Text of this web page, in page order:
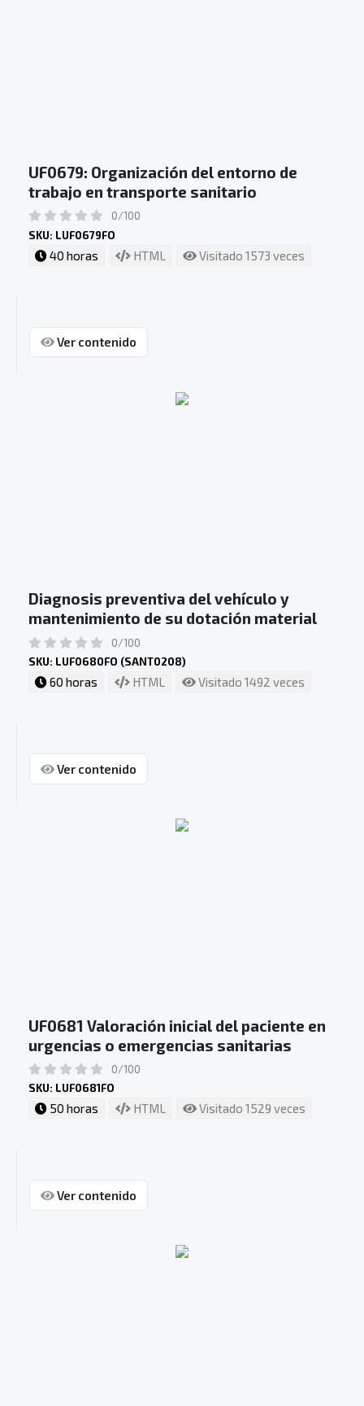
UF0679: Organización del entorno de
trabajo en transporte sanitario
0/100
SKU: LUF0679FO
40 horas HTML Visitado 1573 veces
Ver contenido
Diagnosis preventiva del vehículo y
mantenimiento de su dotación material
0/100
SKU: LUF0680FO (SANT0208)
60 horas HTML Visitado 1492 veces
Ver contenido
UF0681 Valoración inicial del paciente en
urgencias o emergencias sanitarias
0/100
SKU: LUF0681FO
50 horas HTML Visitado 1529 veces
Ver contenido